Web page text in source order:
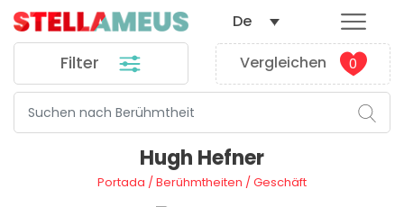
Filter Vergleichen 0
De
Hugh Hefner
Portada /Berühmtheiten /Geschäft